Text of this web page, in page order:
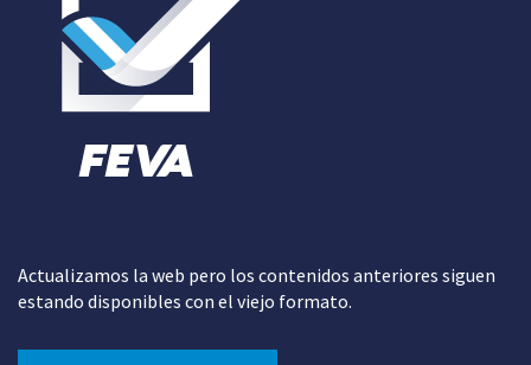
Actualizamos la web pero los contenidos anteriores siguen
estando disponibles con el viejo formato.